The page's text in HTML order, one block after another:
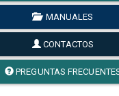
MANUALES
CONTACTOS
PREGUNTAS